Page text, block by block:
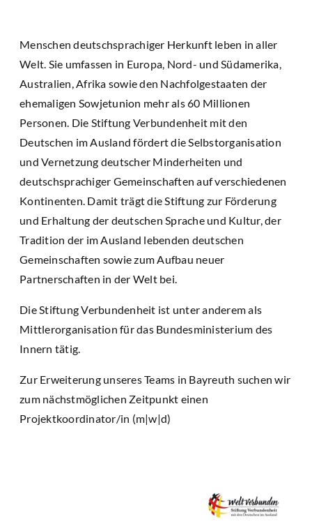
Menschen deutschsprachiger Herkunft leben in aller
Welt. Sie umfassen in Europa, Nord- und Südamerika,
Australien, Afrika sowie den Nachfolgestaaten der
ehemaligen Sowjetunion mehr als 60 Millionen
Personen. Die Stiftung Verbundenheit mit den
Deutschen im Ausland fördert die Selbstorganisation
und Vernetzung deutscher Minderheiten und
deutschsprachiger Gemeinschaften auf verschiedenen
Kontinenten. Damit trägt die Stiftung zur Förderung
und Erhaltung der deutschen Sprache und Kultur, der
Tradition der im Ausland lebenden deutschen
Gemeinschaften sowie zum Aufbau neuer
Partnerschaften in der Welt bei.
Die Stiftung Verbundenheit ist unter anderem als
Mittlerorganisation für das Bundesministerium des
Innern tätig.
Zur Erweiterung unseres Teams in Bayreuth suchen wir
zum nächstmöglichen Zeitpunkt einen
Projektkoordinator/in (m|w|d)